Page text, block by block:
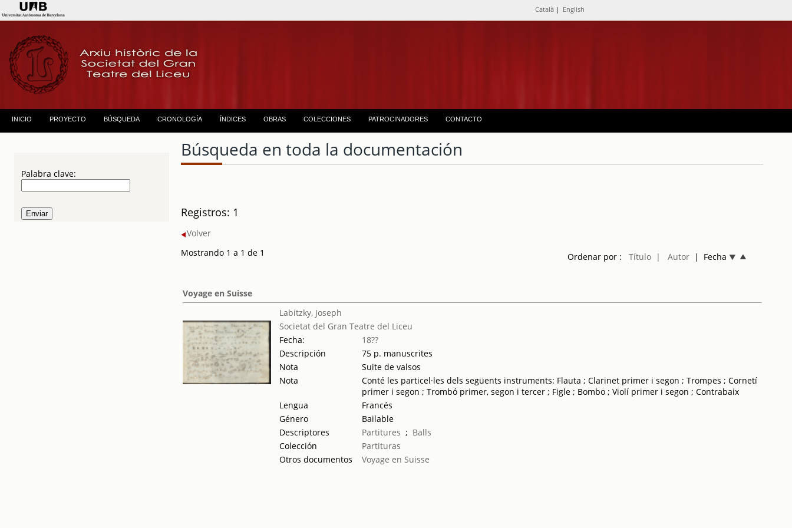
Català | English
INICIO PROYECTO BÚSQUEDA CRONOLOGÍA ÍNDICES OBRAS COLECCIONES PATROCINADORES CONTACTO
Palabra clave:
Búsqueda en toda la documentación
Registros: 1
Volver
Mostrando 1 a 1 de 1
Ordenar por : Título | Autor| Fecha
Voyage en Suisse
Labitzky, Joseph
Societat del Gran Teatre del Liceu
Fecha:
18??
Descripción
75 p. manuscrites
Nota
Suite de valsos
Nota
Conté les particel·les dels següents instruments: Flauta ; Clarinet primer i segon ; Trompes ; Cornetí
primer i segon ; Trombó primer, segon i tercer ; Figle ; Bombo ; Violí primer i segon ; Contrabaix
Lengua
Francés
Género
Bailable
Descriptores
Partitures ; Balls
Colección
Partituras
Otros documentos
Voyage en Suisse